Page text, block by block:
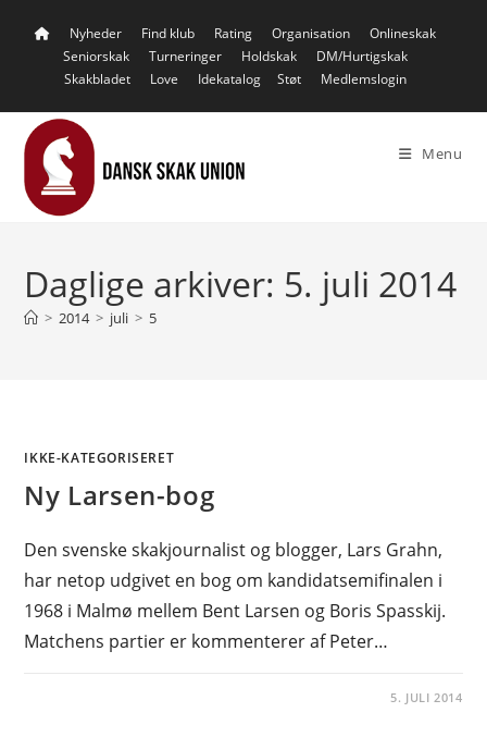
Nyheder Find klub Rating Organisation
Onlineskak
Seniorskak
Turneringer Holdskak
DM/Hurtigskak
Skakbladet
Love Idekatalog Støt Medlemslogin
Menu
Daglige arkiver: 5. juli 2014
> 2014 > juli > 5
IKKE-KATEGORISERET
Ny Larsen-bog
Den svenske skakjournalist og blogger, Lars Grahn,
har netop udgivet en bog om kandidatsemifinalen i
1968 i Malmø mellem Bent Larsen og Boris Spasskij.
Matchens partier er kommenterer af Peter…
5. JULI 2014